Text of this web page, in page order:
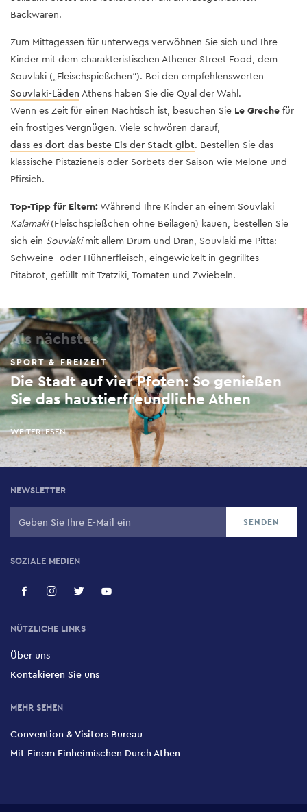
Backwaren.
Zum Mittagessen für unterwegs verwöhnen Sie sich und Ihre
Kinder mit dem charakteristischen Athener Street Food, dem
Souvlaki („Fleischspießchen“). Bei den empfehlenswerten
Souvlaki-Läden Athens haben Sie die Qual der Wahl.
Wenn es Zeit für einen Nachtisch ist, besuchen Sie Le Greche für
ein frostiges Vergnügen. Viele schwören darauf,
dass es dort das beste Eis der Stadt gibt. Bestellen Sie das
klassische Pistazieneis oder Sorbets der Saison wie Melone und
Pfirsich.
Top-Tipp für Eltern:Während Ihre Kinder an einem Souvlaki
Kalamaki(Fleischspießchen ohne Beilagen) kauen, bestellen Sie
sich ein Souvlakimit allem Drum und Dran, Souvlaki me Pitta:
Schweine- oder Hühnerfleisch, eingewickelt in gegrilltes
Pitabrot, gefüllt mit Tzatziki, Tomaten und Zwiebeln.
Als nächstes
SPORT & FREIZEIT
Die Stadt auf vier Pfoten: So genießen
Sie das haustierfreundliche Athen
WEITERLESEN
NEWSLETTER
SOZIALE MEDIEN
NÜTZLICHE LINKS
Über uns
Kontakieren Sie uns
MEHR SEHEN
Convention & Visitors Bureau
Mit Einem Einheimischen Durch Athen